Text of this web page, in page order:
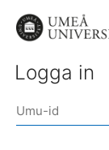
Logga in